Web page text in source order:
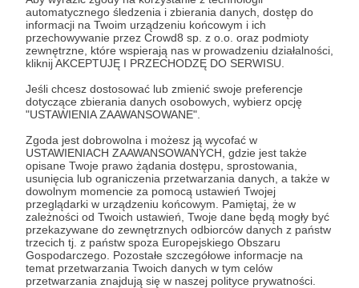
automatycznego śledzenia i zbierania danych, dostęp do
informacji na Twoim urządzeniu końcowym i ich
przechowywanie przez Crowd8 sp. z o.o. oraz podmioty
zewnętrzne, które wspierają nas w prowadzeniu działalności,
kliknij AKCEPTUJĘ I PRZECHODZĘ DO SERWISU.
Jeśli chcesz dostosować lub zmienić swoje preferencje
dotyczące zbierania danych osobowych, wybierz opcję
"USTAWIENIA ZAAWANSOWANE".
Zgoda jest dobrowolna i możesz ją wycofać w
USTAWIENIACH ZAAWANSOWANYCH, gdzie jest także
opisane Twoje prawo żądania dostępu, sprostowania,
usunięcia lub ograniczenia przetwarzania danych, a także w
dowolnym momencie za pomocą ustawień Twojej
przeglądarki w urządzeniu końcowym. Pamiętaj, że w
zależności od Twoich ustawień, Twoje dane będą mogły być
przekazywane do zewnętrznych odbiorców danych z państw
trzecich tj. z państw spoza Europejskiego Obszaru
Gospodarczego. Pozostałe szczegółowe informacje na
temat przetwarzania Twoich danych w tym celów
przetwarzania znajdują się w naszej polityce prywatności.
do roku jadę poza Europę, a dwa-trzy razy do roku
za granicę, więc możesz spodziewać się wieści
specjalnie dla Ciebie :).
Oprócz tego, dostaniesz pocztówkę z Krakowa z
przygotowaną przeze mnie pocztówką, otrzymasz
preferencyjne traktowanie przy wyborze tematów
wpisów oraz zamieszczę podziękowanie dla
Ciebie w wydzielonej sekcji na mojej stronie
internetowej!
Patroni: 0